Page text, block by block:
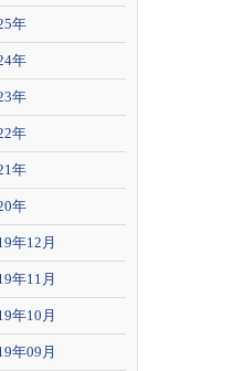
年
年
年
年
年
年
年12月
年11月
年10月
年09月